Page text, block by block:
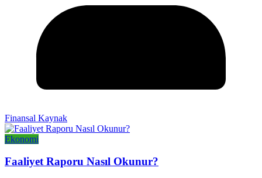
Finansal Kaynak
Ekonomi
Faaliyet Raporu Nasıl Okunur?